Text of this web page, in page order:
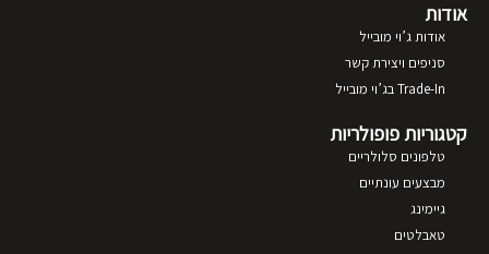
אודות
אודות ג’וי מובייל
סניפים ויצירת קשר
Trade-In בג’וי מובייל
קטגוריות פופולריות
טלפונים סלולריים
מבצעים עונתיים
גיימינג
טאבלטים